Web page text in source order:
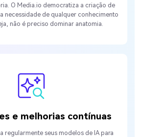
O Media.io democratiza a criação de
necessidade de qualquer conhecimento
não é preciso dominar anatomia.
e melhorias contínuas
regularmente seus modelos de IA para